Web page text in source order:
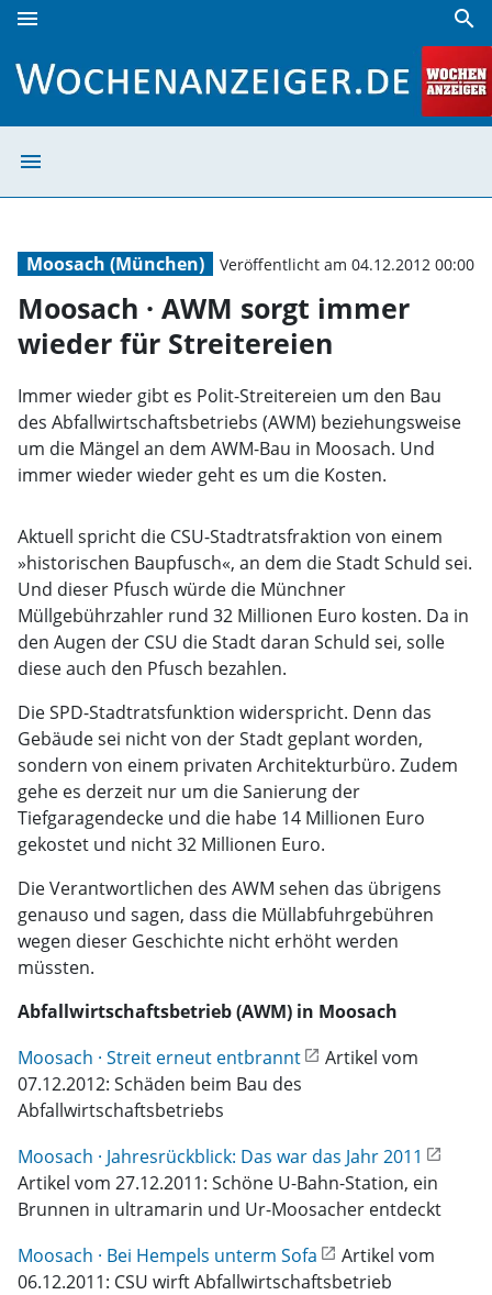
menu search
menu
Moosach (München) Veröffentlicht am 04.12.2012 00:00
Moosach · AWM sorgt immer
wieder für Streitereien
Immer wieder gibt es Polit-Streitereien um den Bau
des Abfallwirtschaftsbetriebs (AWM) beziehungsweise
um die Mängel an dem AWM-Bau in Moosach. Und
immer wieder wieder geht es um die Kosten.
Aktuell spricht die CSU-Stadtratsfraktion von einem
»historischen Baupfusch«, an dem die Stadt Schuld sei.
Und dieser Pfusch würde die Münchner
Müllgebührzahler rund 32 Millionen Euro kosten. Da in
den Augen der CSU die Stadt daran Schuld sei, solle
diese auch den Pfusch bezahlen.
Die SPD-Stadtratsfunktion widerspricht. Denn das
Gebäude sei nicht von der Stadt geplant worden,
sondern von einem privaten Architekturbüro. Zudem
gehe es derzeit nur um die Sanierung der
Tiefgaragendecke und die habe 14 Millionen Euro
gekostet und nicht 32 Millionen Euro.
Die Verantwortlichen des AWM sehen das übrigens
genauso und sagen, dass die Müllabfuhrgebühren
wegen dieser Geschichte nicht erhöht werden
müssten.
Abfallwirtschaftsbetrieb (AWM) in Moosach
Moosach · Streit erneut entbrannt
Artikel vom
07.12.2012: Schäden beim Bau des
Abfallwirtschaftsbetriebs
Moosach · Jahresrückblick: Das war das Jahr 2011
Artikel vom 27.12.2011: Schöne U-Bahn-Station, ein
Brunnen in ultramarin und Ur-Moosacher entdeckt
Moosach · Bei Hempels unterm Sofa
Artikel vom
06.12.2011: CSU wirft Abfallwirtschaftsbetrieb